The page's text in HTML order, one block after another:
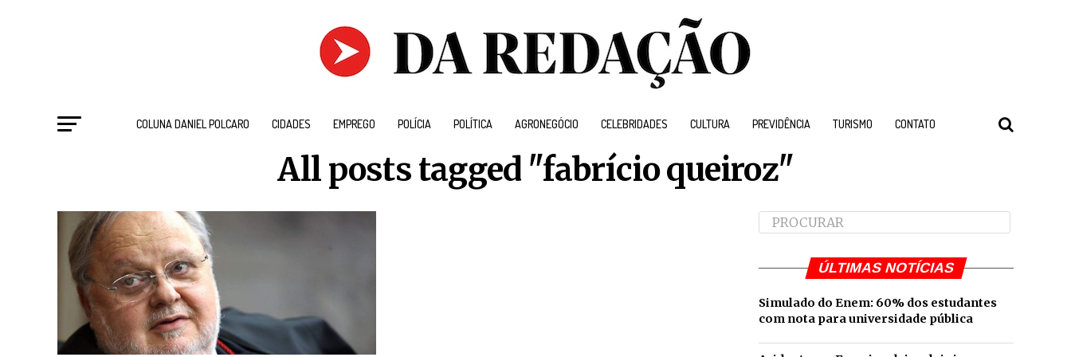
COLUNA DANIEL POLCARO CIDADES EMPREGO POLÍCIA POLÍTICA AGRONEGÓCIO CELEBRIDADES CULTURA PREVIDÊNCIA TURISMO CONTATO
All posts tagged "fabrício queiroz"
ÚLTIMAS NOTÍCIAS
Simulado do Enem: 60% dos estudantes
com nota para universidade pública